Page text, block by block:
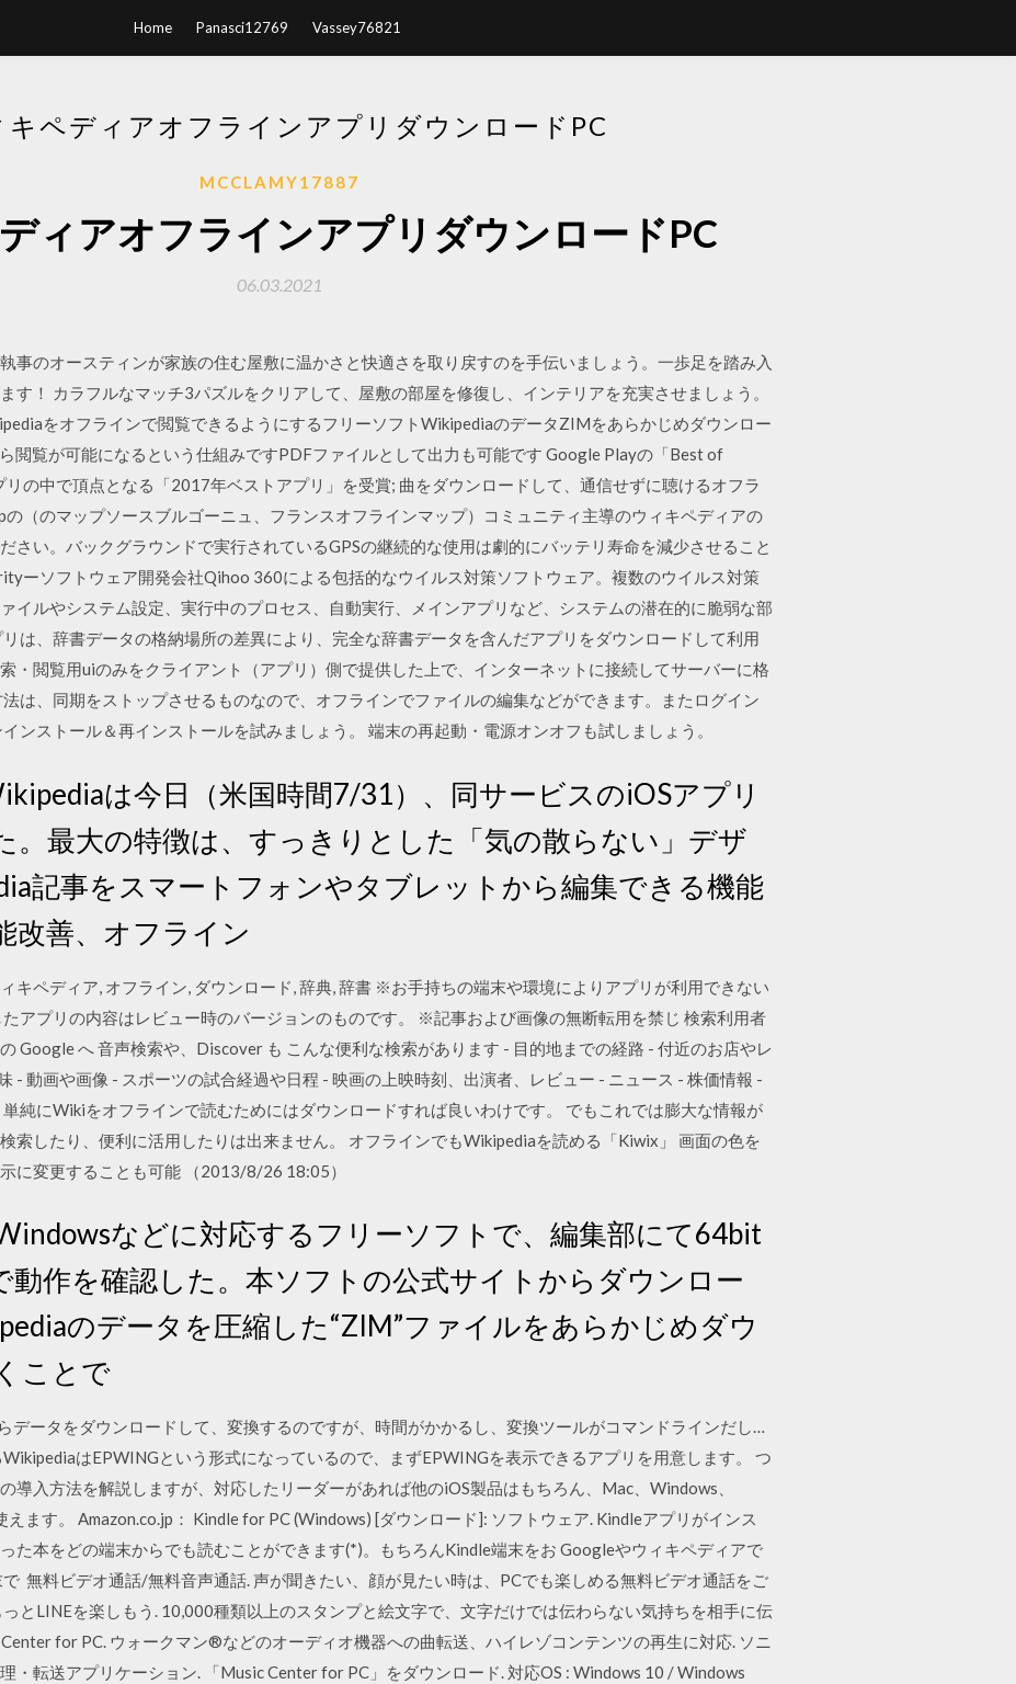
Home Panasci12769 Vassey76821
キペディアオフラインアプリダウンロードPC
MCCLAMY17887
ィアオフラインアプリダウンロードPC
06.03.2021
事のオースティンが家族の住む屋敷に温かさと快適さを取り戻すのを手伝いましょう。一歩足を踏み入
す！ カラフルなマッチ3パズルをクリアして、屋敷の部屋を修復し、インテリアを充実させましょう。
をオフラインで閲覧できるようにするフリーソフトWikipediaのデータZIMをあらかじめダウンロー
閲覧が可能になるという仕組みですPDFファイルとして出力も可能です Google Playの「Best of
の中で頂点となる「2017年ベストアプリ」を受賞; 曲をダウンロードして、通信せずに聴けるオフラ
（のマップソースブルゴーニュ、フランスオフラインマップ）コミュニティ主導のウィキペディアの
さい。バックグラウンドで実行されているGPSの継続的な使用は劇的にバッテリ寿命を減少させること
ーソフトウェア開発会社Qihoo 360による包括的なウイルス対策ソフトウェア。複数のウイルス対策
イルやシステム設定、実行中のプロセス、自動実行、メインアプリなど、システムの潜在的に脆弱な部
は、辞書データの格納場所の差異により、完全な辞書データを含んだアプリをダウンロードして利用
・閲覧用uiのみをクライアント（アプリ）側で提供した上で、インターネットに接続してサーバーに格
は、同期をストップさせるものなので、オフラインでファイルの編集などができます。またログイン
ンストール＆再インストールを試みましょう。 端末の再起動・電源オンオフも試しましょう。
は今日（米国時間7/31）、同サービスのiOSアプリ
。最大の特徴は、すっきりとした「気の散らない」デザ
記事をスマートフォンやタブレットから編集できる機能
改善、オフライン
キペディア, オフライン, ダウンロード, 辞典, 辞書 ※お手持ちの端末や環境によりアプリが利用できない
アプリの内容はレビュー時のバージョンのものです。 ※記事および画像の無断転用を禁じ 検索利用者
Google へ 音声検索や、Discover も こんな便利な検索があります - 目的地までの経路 - 付近のお店やレ
- 動画や画像 - スポーツの試合経過や日程 - 映画の上映時刻、出演者、レビュー - ニュース - 株価情報 -
純にWikiをオフラインで読むためにはダウンロードすれば良いわけです。 でもこれでは膨大な情報が
索したり、便利に活用したりは出来ません。 オフラインでもWikipediaを読める「Kiwix」 画面の色を
に変更することも可能 （2013/8/26 18:05）
などに対応するフリーソフトで、編集部にて64bit
動作を確認した。本ソフトの公式サイトからダウンロー
のデータを圧縮した“ZIM”ファイルをあらかじめダウ
ことで
データをダウンロードして、変換するのですが、時間がかかるし、変換ツールがコマンドラインだし…
はEPWINGという形式になっているので、まずEPWINGを表示できるアプリを用意します。 つ
導入方法を解説しますが、対応したリーダーがあれば他のiOS製品はもちろん、Mac、Windows、
ます。 Amazon.co.jp： Kindle for PC (Windows) [ダウンロード]: ソフトウェア. Kindleアプリがインス
た本をどの端末からでも読むことができます(*)。もちろんKindle端末をお Googleやウィキペディアで
無料ビデオ通話/無料音声通話. 声が聞きたい、顔が見たい時は、PCでも楽しめる無料ビデオ通話をご
とLINEを楽しもう. 10,000種類以上のスタンプと絵文字で、文字だけでは伝わらない気持ちを相手に伝
for PC. ウォークマン®などのオーディオ機器への曲転送、ハイレゾコンテンツの再生に対応. ソニ
・転送アプリケーション. 「Music Center for PC」をダウンロード. 対応OS : Windows 10 / Windows